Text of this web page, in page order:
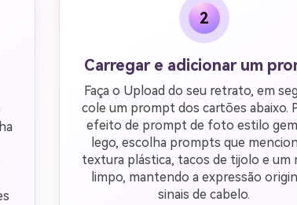
2
Carregar e adicionar um
Faça o Upload do seu retrato, em
cole um prompt dos cartões abaixo.
efeito de prompt de foto estilo
lego, escolha prompts que
textura plástica, tacos de tijolo e um
limpo, mantendo a expressão
sinais de cabelo.